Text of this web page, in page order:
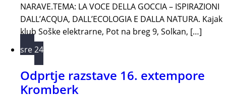
NARAVE.TEMA: LA VOCE DELLA GOCCIA – ISPIRAZIONI
DALL’ACQUA, DALL’ECOLOGIA E DALLA NATURA. Kajak
klub Soške elektrarne, Pot na breg 9, Solkan, […]
sre24
Odprtje razstave 16. extempore
Kromberk